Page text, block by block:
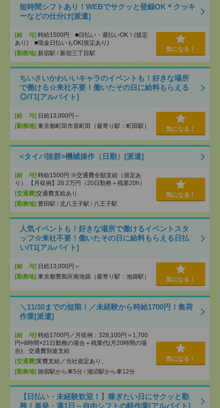
短時間シフトあり！WEBでサクッと登録OK＊クッキ
ーなどの仕分け[派遣]
[給 与] 時給1500円 ■日払い・週払いOK！(規定
あり) ■現金日払いもOK(規定あり)
[勤務地] 新宿駅 / 新宿三丁目駅
気になる！
ちいさいかわいいキャラのイベントも！好きな場所
で働ける☆来社不要！働いたその日に給料もらえる
◎/T1[アルバイト]
[給 与] 日給13,000円～
[勤務地] 東京都町田市原町田（最寄り駅：町田駅） 気になる！
<タイパ抜群>機械操作（日勤）[派遣]
[給 与] 時給1500円 ※交通費全額支給（規定あ
り） 【月収例】26.2万円（20日勤務＋残業20h）
[交通費]交通費支給あり
[勤務地] 豊田駅 / 北八王子駅 / 八王子駅
気になる！
人気イベントも！好きな場所で働けるイベントスタ
ッフ☆来社不要！働いたその日に給料もらえる日払
い/T1[アルバイト]
[給 与] 日給13,000円～
[勤務地] 東京都豊島区南池袋（最寄り駅：池袋駅） 気になる！
＼11/30までの短期！／未経験から時給1700円！集荷
作業[派遣]
[給 与] 時給1700円／月収例：328,100円＝1,700
円×8時間×21日勤務の場合＋残業代(月20時間の場
合)、交通費別途支給
[交通費]実費支給／当社規定あり。
[勤務地] 徳宿駅から車5分 / 涸沼駅から車12分
気になる！
【日払い・未経験歓迎！】稼ぎたい日にサクッと勤
務！単発・週1日～自由シフトの軽作業[アルバイト]